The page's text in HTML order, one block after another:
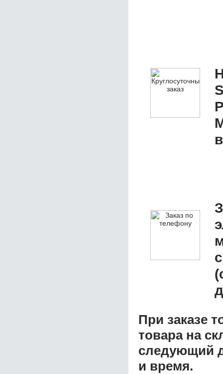
При заказе
товара на
следующий
и время.